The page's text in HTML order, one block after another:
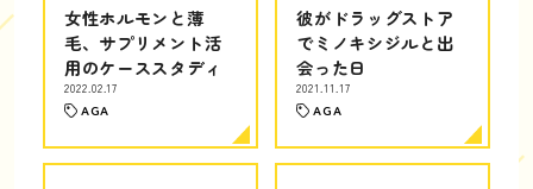
女性ホルモンと薄
毛、サプリメント活
用のケーススタディ
2022.02.17
AGA
彼がドラッグストア
でミノキシジルと出
会った日
2021.11.17
AGA